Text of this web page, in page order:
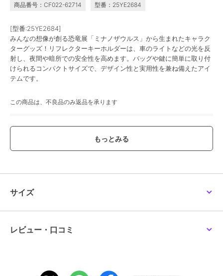
商品番号：CF022-62714 型番：25YE2684
[型番:25YE2684]
みんなの想像が創る恐竜展「ミナノザウルス」から生まれたキャラク
ターグッズ！リフレクターキーホルダーは、車のライトなどの光を反
射し、夜間や暗所での安全性を高めます。バッグや鍵に簡単に取り付
けられるコンパクトサイズで、デザイン性と実用性を兼ね備えたアイ
テムです。
この商品は、不良品のみ返品を承ります
ブランド アニメキャラクター
すべてのその他アニメ・ゲーム系
グッズ ／その他アニメ・ゲーム
サイズ
サイズ
レビュー・口コミ